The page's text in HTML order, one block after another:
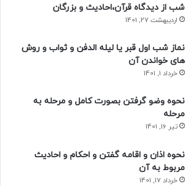
شب از دیدگاه قرآن،احادیث و بزرگان
اردیبهشت 27, 1401
نماز شب اول قبر یا لیله الدفن و ثواب و روش
های خواندن آن
خرداد 1, 1401
نحوه وضو گرفتن بصورت کامل و مرحله به
مرحله
تیر 16, 1401
نحوه اذان و اقامه گفتن و احکام و احادیث
مربوط به آن
خرداد 17, 1401